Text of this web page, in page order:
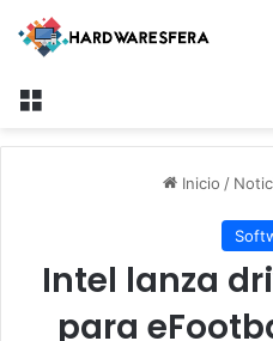
Menú
Inicio /
Intel lanza
para